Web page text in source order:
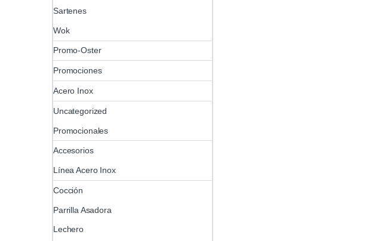
Sartenes
Wok
Promo-Oster
Promociones
Acero Inox
Uncategorized
Promocionales
Accesorios
Línea Acero Inox
Cocción
Parrilla Asadora
Lechero